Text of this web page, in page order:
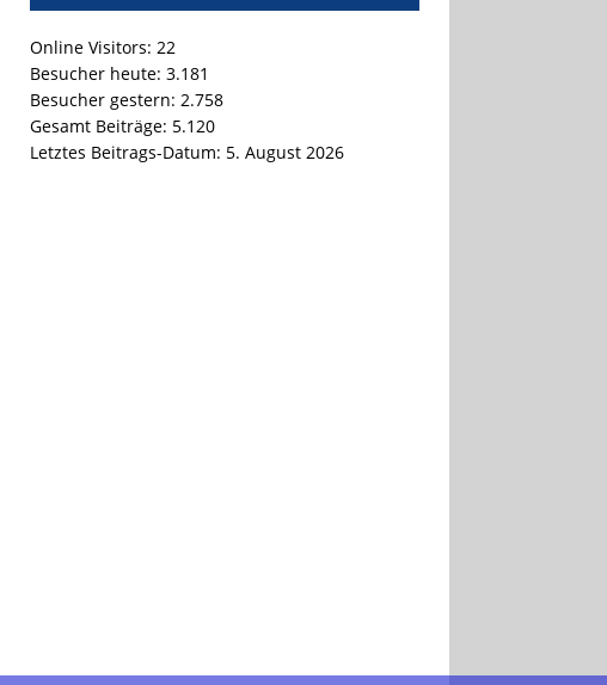
Online Visitors: 22
Besucher heute: 3.181
Besucher gestern: 2.758
Gesamt Beiträge: 5.120
Letztes Beitrags-Datum: 5. August 2026